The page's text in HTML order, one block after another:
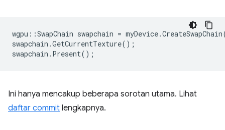
wgpu ::SwapChain swapchain = myDevice.CreateSwapChain
swapchain .GetCurrentTexture();
swapchain . Present();
Ini hanya mencakup beberapa sorotan utama. Lihat
daftar commit lengkapnya.